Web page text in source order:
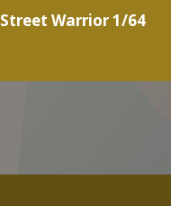
Street Warrior 1/64